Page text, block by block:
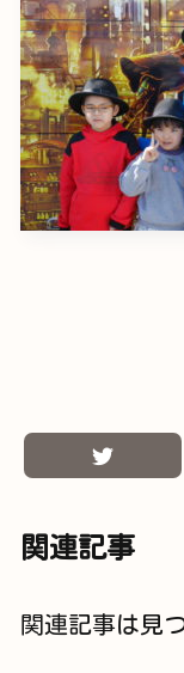
関連記事
関連記事は見